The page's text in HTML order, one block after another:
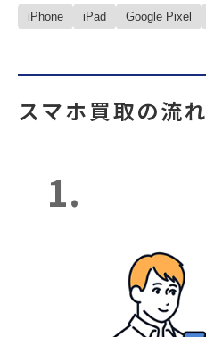
iPhone iPad Google Pixel
スマホ買取の流れ
1.